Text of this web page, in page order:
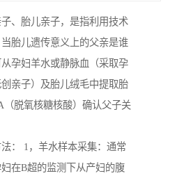
、胎儿亲子，是指利用技术
胎儿遗传意义上的父亲是谁
孕妇羊水或静脉血（采取孕
亲子）及胎儿绒毛中提取胎
（脱氧核糖核酸）确认父子关
： 1，羊水样本采集：通常
在B超的监测下从产妇的腹